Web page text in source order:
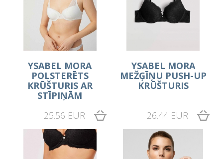
YSABEL MORA
POLSTERĒTS
KRŪŠTURIS AR
STĪPIŅĀM
25.56 EUR
YSABEL MORA
MEŽĢĪŅU PUSH-UP
KRŪŠTURIS
26.44 EUR